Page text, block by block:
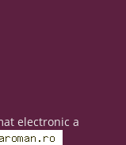
electronic a